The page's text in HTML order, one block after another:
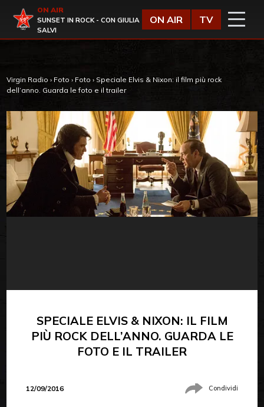
Virgin Radio
ON AIR
SUNSET IN ROCK - CON GIULIA
SALVI
ON AIR TV
Virgin Radio › Foto › Foto › Speciale Elvis & Nixon: il film più rock
dell’anno. Guarda le foto e il trailer
SPECIALE ELVIS & NIXON: IL FILM
PIÙ ROCK DELL’ANNO. GUARDA LE
FOTO E IL TRAILER
12/09/2016 Condividi